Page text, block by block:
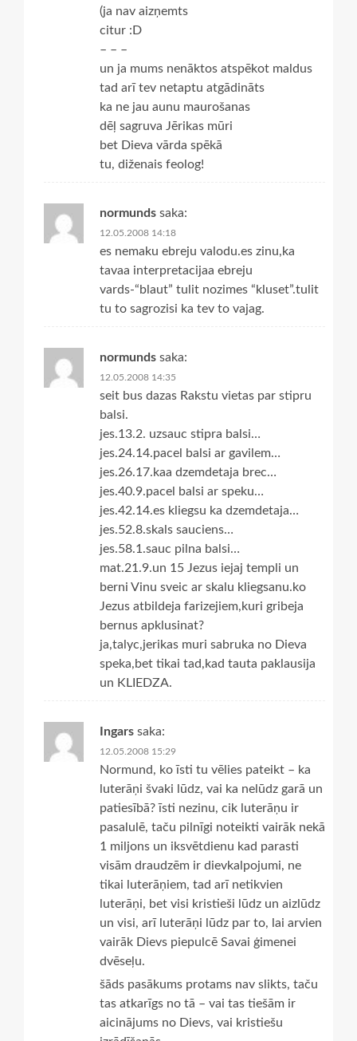
(ja nav aizņemts
citur :D
– – –
un ja mums nenāktos atspēkot maldus
tad arī tev netaptu atgādināts
ka ne jau aunu maurošanas
dēļ sagruva Jērikas mūri
bet Dieva vārda spēkā
tu, diženais feolog!
normunds saka:
12.05.2008 14:18
es nemaku ebreju valodu.es zinu,ka
tavaa interpretacijaa ebreju
vards-“blaut” tulit nozimes “kluset”.tulit
tu to sagrozisi ka tev to vajag.
normunds saka:
12.05.2008 14:35
seit bus dazas Rakstu vietas par stipru
balsi.
jes.13.2. uzsauc stipra balsi…
jes.24.14.pacel balsi ar gavilem…
jes.26.17.kaa dzemdetaja brec…
jes.40.9.pacel balsi ar speku…
jes.42.14.es kliegsu ka dzemdetaja…
jes.52.8.skals sauciens…
jes.58.1.sauc pilna balsi…
mat.21.9.un 15 Jezus iejaj templi un
berni Vinu sveic ar skalu kliegsanu.ko
Jezus atbildeja farizejiem,kuri gribeja
bernus apklusinat?
ja,talyc,jerikas muri sabruka no Dieva
speka,bet tikai tad,kad tauta paklausija
un KLIEDZA.
Ingars saka:
12.05.2008 15:29
Normund, ko īsti tu vēlies pateikt – ka
luterāņi švaki lūdz, vai ka nelūdz garā un
patiesībā? īsti nezinu, cik luterāņu ir
pasalulē, taču pilnīgi noteikti vairāk nekā
1 miljons un iksvētdienu kad parasti
visām draudzēm ir dievkalpojumi, ne
tikai luterāņiem, tad arī netikvien
luterāņi, bet visi kristieši lūdz un aizlūdz
un visi, arī luterāņi lūdz par to, lai arvien
vairāk Dievs piepulcē Savai ģimenei
dvēseļu.
šāds pasākums protams nav slikts, taču
tas atkarīgs no tā – vai tas tiešām ir
aicinājums no Dievs, vai kristiešu